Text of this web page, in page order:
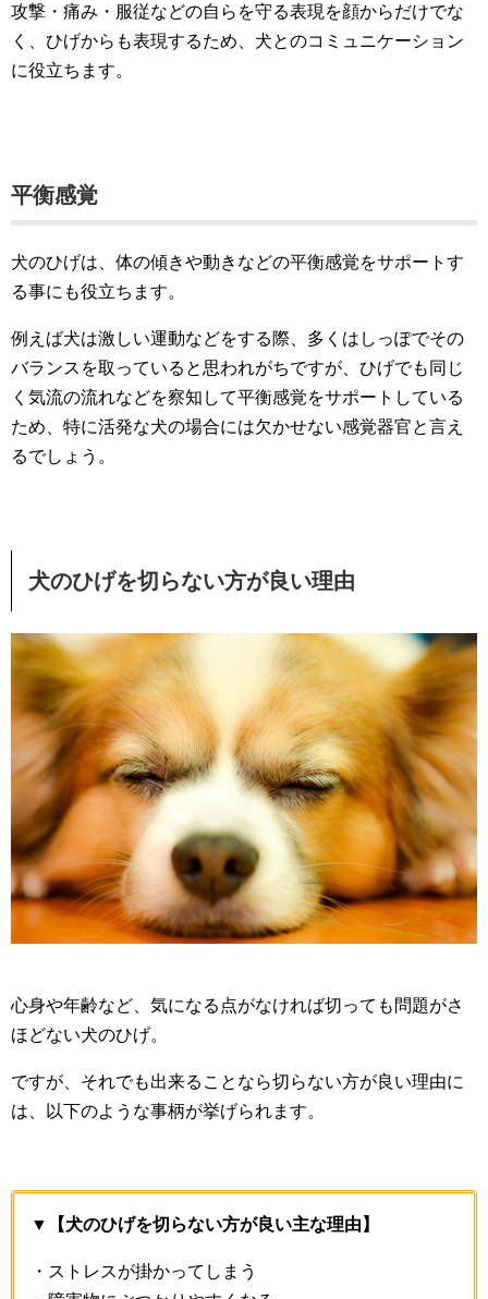
攻撃・痛み・服従などの自らを守る表現を顔からだけでな
く、ひげからも表現するため、犬とのコミュニケーション
に役立ちます。
平衡感覚
犬のひげは、体の傾きや動きなどの平衡感覚をサポートす
る事にも役立ちます。
例えば犬は激しい運動などをする際、多くはしっぽでその
バランスを取っていると思われがちですが、ひげでも同じ
く気流の流れなどを察知して平衡感覚をサポートしている
ため、特に活発な犬の場合には欠かせない感覚器官と言え
るでしょう。
犬のひげを切らない方が良い理由
心身や年齢など、気になる点がなければ切っても問題がさ
ほどない犬のひげ。
ですが、それでも出来ることなら切らない方が良い理由に
は、以下のような事柄が挙げられます。
▼【犬のひげを切らない方が良い主な理由】
・ストレスが掛かってしまう